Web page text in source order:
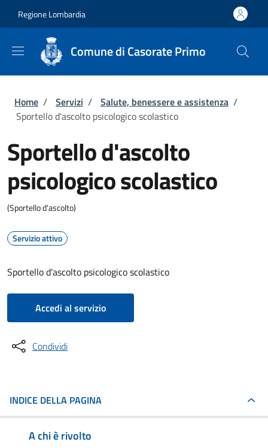
Regione Lombardia
Comune di Casorate Primo
Briciole di pane
Home / Servizi / Salute, benessere e assistenza /
Sportello d'ascolto psicologico scolastico
Sportello d'ascolto
psicologico scolastico
(Sportello d'ascolto)
Servizio attivo
Sportello d'ascolto psicologico scolastico
Accedi al servizio
Condividi
INDICE DELLA PAGINA
A chi è rivolto